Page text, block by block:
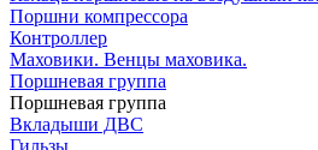
Поршни компрессора
Контроллер
Маховики. Венцы маховика.
Поршневая группа
Поршневая группа
Вкладыши ДВС
Гильзы